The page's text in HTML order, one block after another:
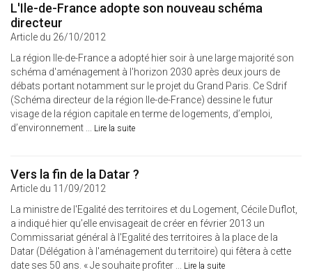
L'Ile-de-France adopte son nouveau schéma
directeur
Article du 26/10/2012
La région Ile-de-France a adopté hier soir à une large majorité son
schéma d'aménagement à l'horizon 2030 après deux jours de
débats portant notamment sur le projet du Grand Paris. Ce Sdrif
(Schéma directeur de la région Ile-de-France) dessine le futur
visage de la région capitale en terme de logements, d’emploi,
d’environnement ... Lire la suite
Vers la fin de la Datar ?
Article du 11/09/2012
La ministre de l'Egalité des territoires et du Logement, Cécile Duflot,
a indiqué hier qu’elle envisageait de créer en février 2013 un
Commissariat général à l'Egalité des territoires à la place de la
Datar (Délégation à l'aménagement du territoire) qui fêtera à cette
date ses 50 ans. « Je souhaite profiter ... Lire la suite